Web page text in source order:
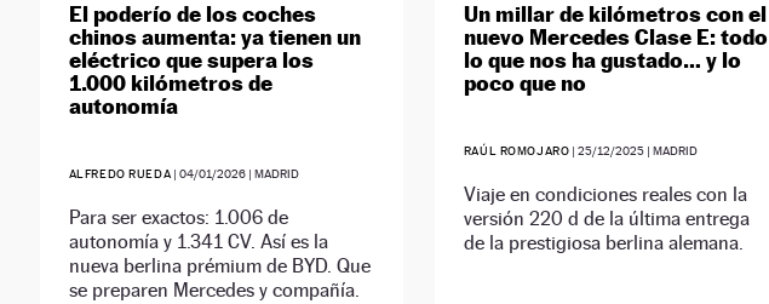
El poderío de los coches
chinos aumenta: ya tienen un
eléctrico que supera los
1.000 kilómetros de
autonomía
ALFREDO RUEDA |04/01/2026 | MADRID
Para ser exactos: 1.006 de
autonomía y 1.341 CV. Así es la
nueva berlina prémium de BYD. Que
se preparen Mercedes y compañía.
Un millar de kilómetros con el
nuevo Mercedes Clase E: todo
lo que nos ha gustado… y lo
poco que no
RAÚL ROMOJARO |25/12/2025 | MADRID
Viaje en condiciones reales con la
versión 220 d de la última entrega
de la prestigiosa berlina alemana.